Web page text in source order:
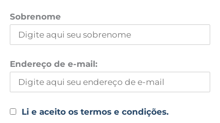
Sobrenome
Endereço de e-mail:
Li e aceito os termos e condições.